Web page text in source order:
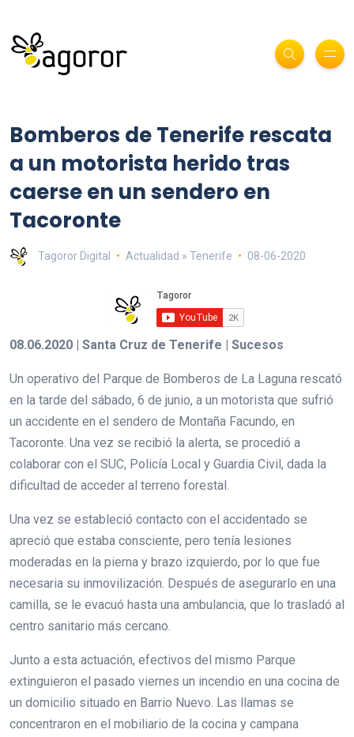
Bomberos de Tenerife rescata
a un motorista herido tras
caerse en un sendero en
Tacoronte
Tagoror Digital Actualidad » Tenerife 08-06-2020
08.06.2020 | Santa Cruz de Tenerife | Sucesos
Un operativo del Parque de Bomberos de La Laguna rescató
en la tarde del sábado, 6 de junio, a un motorista que sufrió
un accidente en el sendero de Montaña Facundo, en
Tacoronte. Una vez se recibió la alerta, se procedió a
colaborar con el SUC, Policía Local y Guardia Civil, dada la
dificultad de acceder al terreno forestal.
Una vez se estableció contacto con el accidentado se
apreció que estaba consciente, pero tenía lesiones
moderadas en la pierna y brazo izquierdo, por lo que fue
necesaria su inmovilización. Después de asegurarlo en una
camilla, se le evacuó hasta una ambulancia, que lo trasladó al
centro sanitario más cercano.
Junto a esta actuación, efectivos del mismo Parque
extinguieron el pasado viernes un incendio en una cocina de
un domicilio situado en Barrio Nuevo. Las llamas se
concentraron en el mobiliario de la cocina y campana